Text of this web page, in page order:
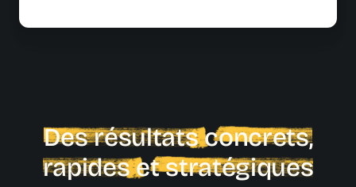
Des résultats concrets,
rapides et stratégiques